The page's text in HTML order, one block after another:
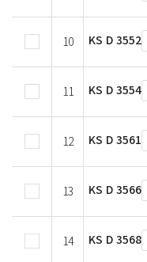
10 KS D 3552
11 KS D 3554
12 KS D 3561
13 KS D 3566
14 KS D 3568